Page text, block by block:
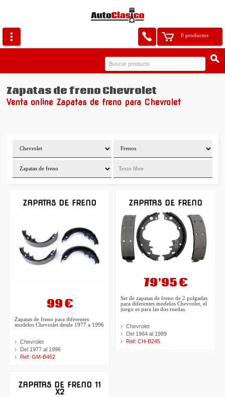
0 productos
Zapatas de freno Chevrolet
Venta online Zapatas de freno para Chevrolet
ZAPATAS DE FRENO
99 €
Zapatas de freno para diferentes
modelos Chevrolet desde 1977 a 1996
Chevrolet
Del 1977 al 1996
Ref: GM-B462
ZAPATAS DE FRENO 11
X2
ZAPATAS DE FRENO
79'95 €
Set de zapatas de freno de 2 pulgadas
para diferentes modelos Chevrolet, el
juego es para las dos ruedas.
Chevrolet
Del 1964 al 1989
Ref: CH-B245